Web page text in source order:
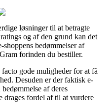
løsninger til at betragte
og af den grund kan det
bedømmelser af
forinden du bestiller.
gode muligheder for at få
Desuden er der faktisk e-
af deres
drages fordel af til at vurdere